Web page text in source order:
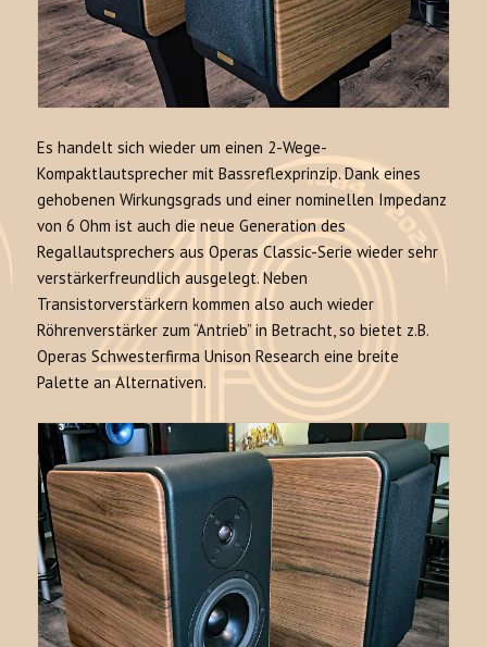
Es handelt sich wieder um einen 2-Wege-
Kompaktlautsprecher mit Bassreflexprinzip. Dank eines
gehobenen Wirkungsgrads und einer nominellen Impedanz
von 6 Ohm ist auch die neue Generation des
Regallautsprechers aus Operas Classic-Serie wieder sehr
verstärkerfreundlich ausgelegt. Neben
Transistorverstärkern kommen also auch wieder
Röhrenverstärker zum “Antrieb” in Betracht, so bietet z.B.
Operas Schwesterfirma Unison Research eine breite
Palette an Alternativen.